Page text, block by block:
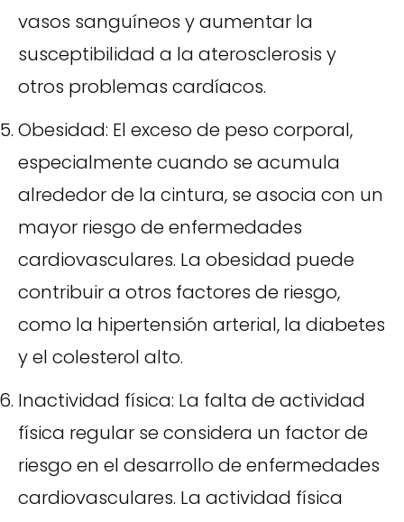
vasos sanguíneos y aumentar la
susceptibilidad a la aterosclerosis y
otros problemas cardíacos.
Obesidad: El exceso de peso corporal,
especialmente cuando se acumula
alrededor de la cintura, se asocia con un
mayor riesgo de enfermedades
cardiovasculares. La obesidad puede
contribuir a otros factores de riesgo,
como la hipertensión arterial, la diabetes
y el colesterol alto.
Inactividad física: La falta de actividad
física regular se considera un factor de
riesgo en el desarrollo de enfermedades
cardiovasculares. La actividad física